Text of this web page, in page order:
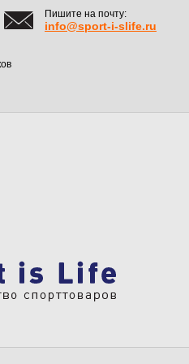
Пишите на почту:
info@sport-i-slife.ru